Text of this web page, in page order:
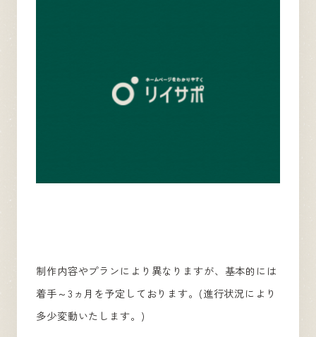
制作内容やプランにより異なりますが、基本的には
着手～3ヵ月を予定しております。(進行状況により
多少変動いたします。)